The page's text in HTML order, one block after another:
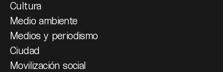
Cultura
Medio ambiente
Medios y periodismo
Ciudad
Movilización social